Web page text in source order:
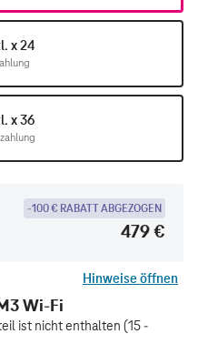
x 24
x 36
-100 € RABATT ABGEZOGEN
479 €
Hinweise öffnen
Wi-Fi
ist nicht enthalten (15 -